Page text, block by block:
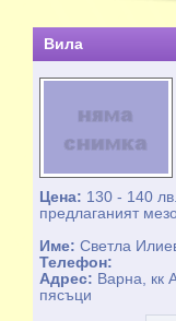
Вила
Цена: 130 - 140
предлаганият
Име:Светла
Телефон:
Адрес: Варна, кк
пясъци